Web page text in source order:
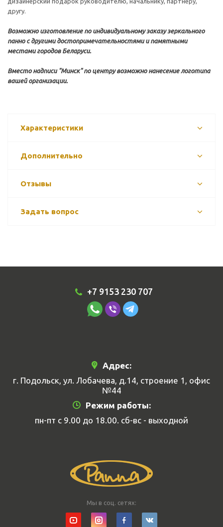
другу.
Возможно изготовление по индивидуальному заказу зеркального
панно с другими достопримечательностями и памятными
местами городов Беларуси.
Вместо надписи "Минск" по центру возможно нанесение логотипа
вашей организации.
Характеристики
Дополнительно
Отзывы
Задать вопрос
+7 9153 230 707
Адрес:
г. Подольск, ул. Лобачева, д.14, строение 1, офис
№44
Режим работы:
пн-пт с 9.00 до 18.00. сб-вс - выходной
Мы в соц. сетях: